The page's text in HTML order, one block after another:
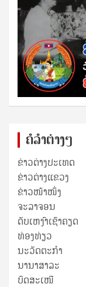
ຄໍລຳຕ່າງໆ
ຂ່າວຕ່າງປະເທດ
ຂ່າວ​ຕ່າງ​ແຂວງ
ຂ່າວໜ້າໜຶ່ງ
ຈະລາຈອນ
ດັບເຫງົາເຊົາຄຽດ
ທ່ອງທ່ຽວ
ນະວັດຕະກໍາ
ນານາສາລະ
ບົດສະເໜີ